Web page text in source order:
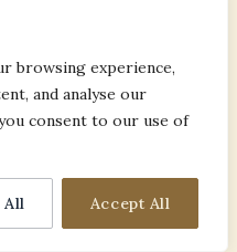
browsing experience,
and analyse our
consent to our use of
All Accept All
la date de
la possible
La
la norme, afin
sur